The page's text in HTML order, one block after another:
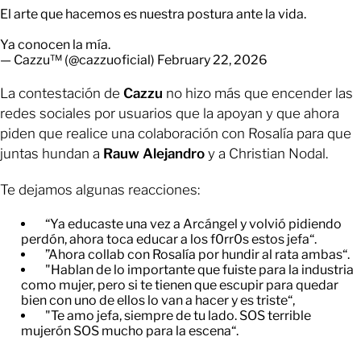
El arte que hacemos es nuestra postura ante la vida.
Ya conocen la mía.
— Cazzu™ (@cazzuoficial) February 22, 2026
La contestación de Cazzu no hizo más que encender las
redes sociales por usuarios que la apoyan y que ahora
piden que realice una colaboración con Rosalía para que
juntas hundan a Rauw Alejandro y a Christian Nodal.
Te dejamos algunas reacciones:
“Ya educaste una vez a Arcángel y volvió pidiendo
perdón, ahora toca educar a los f0rr0s estos jefa“.
”Ahora collab con Rosalía por hundir al rata ambas“.
"Hablan de lo importante que fuiste para la industria
como mujer, pero si te tienen que escupir para quedar
bien con uno de ellos lo van a hacer y es triste“,
"Te amo jefa, siempre de tu lado. SOS terrible
mujerón SOS mucho para la escena“.